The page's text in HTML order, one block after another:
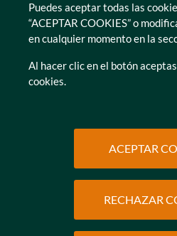
© Caser
Puedes aceptar todas las
“ACEPTAR COOKIES” o
en cualquier momento en la
Al hacer clic en el botón
cookies.
ACEPTAR
RECHAZAR